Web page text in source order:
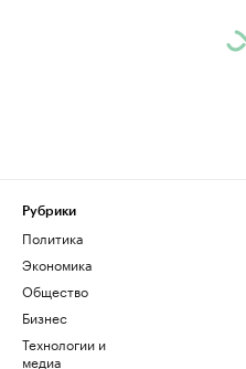
Рубрики
Политика
Экономика
Общество
Бизнес
Технологии и
медиа